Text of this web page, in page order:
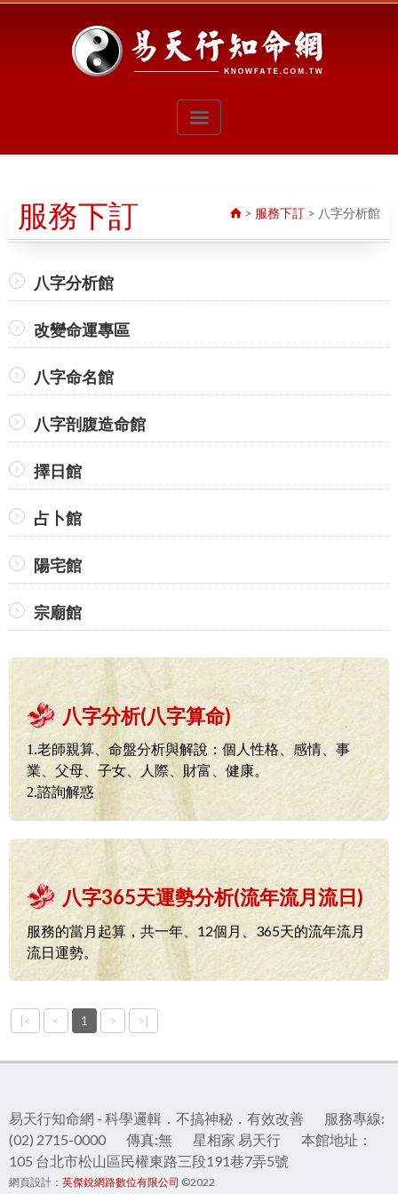
服務下訂 > 服務下訂 > 八字分析館
八字分析館
改變命運專區
八字命名館
八字剖腹造命館
擇日館
占卜館
陽宅館
宗廟館
八字分析(八字算命)
1.老師親算、命盤分析與解說： 個人性格、感情、事
業、父母、子女、人際、財富、健康。
2.諮詢解惑
八字365天運勢分析(流年流月流日)
服務的當月起算，共一年、12個月、365天的流年流月
流日運勢。
|< < 1 > >|
易天行知命網 - 科學邏輯．不搞神秘．有效改善
服務專線:
(02) 2715-0000
傳真:無 星相家 易天行
本館地址：
105 台北市松山區民權東路三段191巷7弄5號
網頁設計： 英傑銳網路數位有限公司 ©2022